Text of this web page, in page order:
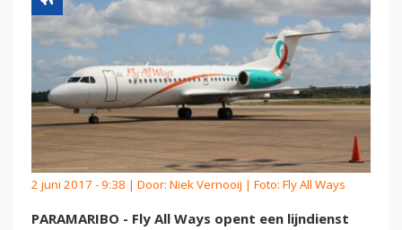
2 juni 2017 - 9:38 | Door: Niek Vernooij | Foto: Fly All Ways
PARAMARIBO - Fly All Ways opent een lijndienst